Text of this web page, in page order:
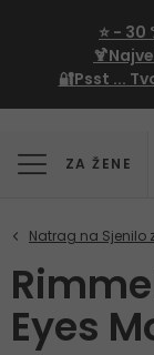
⭐ - 30
🔐Psst ...
ZA ŽENE
Eyes